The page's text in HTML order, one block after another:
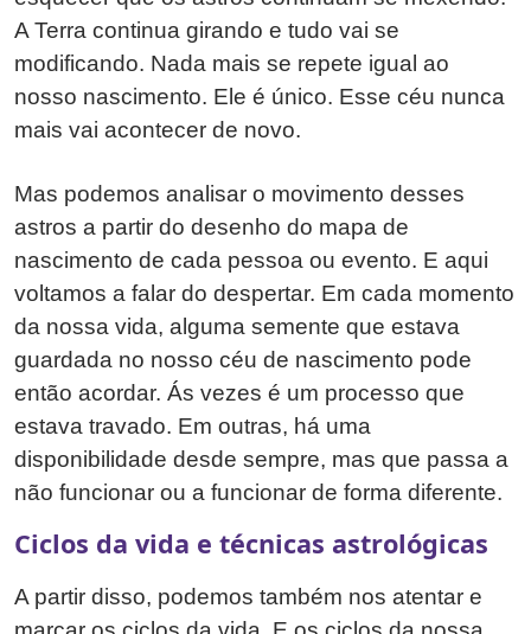
A Terra continua girando e tudo vai se
modificando. Nada mais se repete igual ao
nosso nascimento. Ele é único. Esse céu nunca
mais vai acontecer de novo.
Mas podemos analisar o movimento desses
astros a partir do desenho do mapa de
nascimento de cada pessoa ou evento. E aqui
voltamos a falar do despertar. Em cada momento
da nossa vida, alguma semente que estava
guardada no nosso céu de nascimento pode
então acordar. Ás vezes é um processo que
estava travado. Em outras, há uma
disponibilidade desde sempre, mas que passa a
não funcionar ou a funcionar de forma diferente.
Ciclos da vida e técnicas astrológicas
A partir disso, podemos também nos atentar e